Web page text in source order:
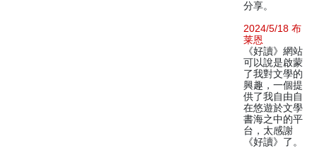
分享。
2024/5/18 布
莱恩
《好讀》網站
可以說是啟蒙
了我對文學的
興趣，一個提
供了我自由自
在悠遊於文學
書海之中的平
台，太感謝
《好讀》了。